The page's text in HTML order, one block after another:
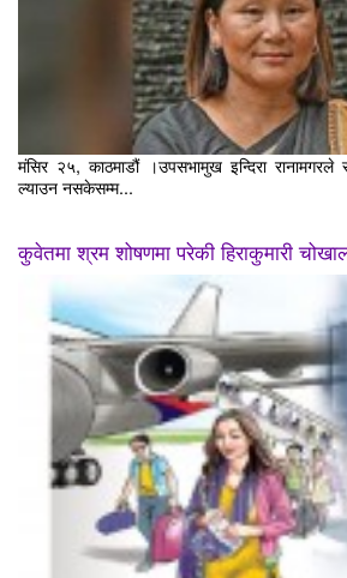
मंसिर २५, काठमाडौं ।उपसभामुख इन्दिरा रानामगरले
ल्याउन नसकेसम्म...
कुवेतमा श्रम शोषणमा परेकी हिराकुमारी